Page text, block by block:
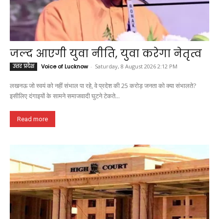
जल्द आएगी युवा नीति, युवा करेगा नेतृत्व
उत्तर प्रदेश Voice of Lucknow - Saturday, 8 August 2026 2:12 PM
लखनऊ जो स्वयं को नहीं संभाल पा रहे, वे प्रदेश की 25 करोड़ जनता को क्या संभालते?
इसीलिए दंगाइयों के सामने समाजवादी घुटने टेकते...
Read more